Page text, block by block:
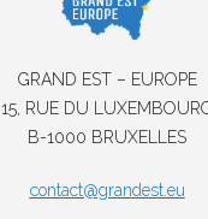
GRAND EST – EUROPE
15, RUE DU
B-1000 BRUXELLES
contact@grandest.eu